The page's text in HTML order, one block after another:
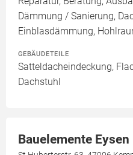
Dämmung / Sanierung,
Einblasdämmung,
GEBÄUDETEILE
Satteldacheindeckung,
Dachstuhl
Bauelemente Eysen